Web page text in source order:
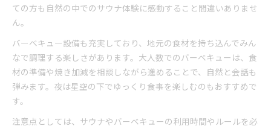
ての方も自然の中でのサウナ体験に感動すること間違いありませ
ん。
バーベキュー設備も充実しており、地元の食材を持ち込んでみん
なで調理する楽しさがあります。大人数でのバーベキューは、食
材の準備や焼き加減を相談しながら進めることで、自然と会話も
弾みます。夜は星空の下でゆっくり食事を楽しむのもおすすめで
す。
注意点としては、サウナやバーベキューの利用時間やルールを必